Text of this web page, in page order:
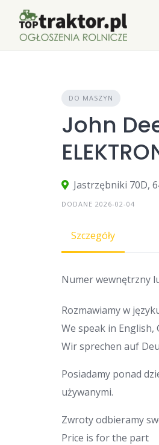
content
DO MASZYN
John
Jastrzębniki 70D,
DODANE 2026-02-04
Szczegóły
Numer wewnętrzny
Rozmawiamy w
We speak in English,
Wir sprechen auf
Posiadamy ponad
używanymi.
Zwroty odbieramy
Price is for the part